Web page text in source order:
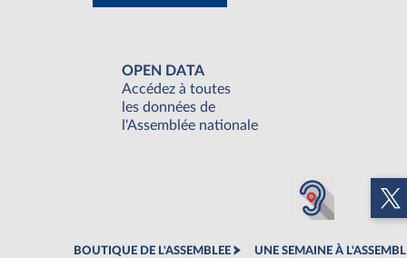
OPEN DATA
Accédez à toutes
les données de
l'Assemblée nationale
BOUTIQUE DE L'ASSEMBLEE UNE SEMAINE À